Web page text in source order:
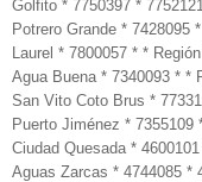
Golfito * 7750397 *
Potrero Grande * 7428095
Laurel * 7800057 * *
Agua Buena * 7340093 * *
San Vito Coto Brus *
Puerto Jiménez * 7355109
Ciudad Quesada *
Aguas Zarcas * 4744085 *